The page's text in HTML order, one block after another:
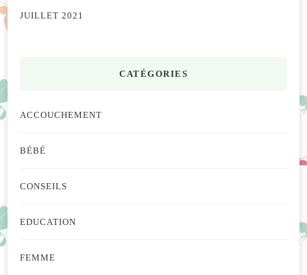
JUILLET 2021
CATÉGORIES
ACCOUCHEMENT
BÉBÉ
CONSEILS
EDUCATION
FEMME